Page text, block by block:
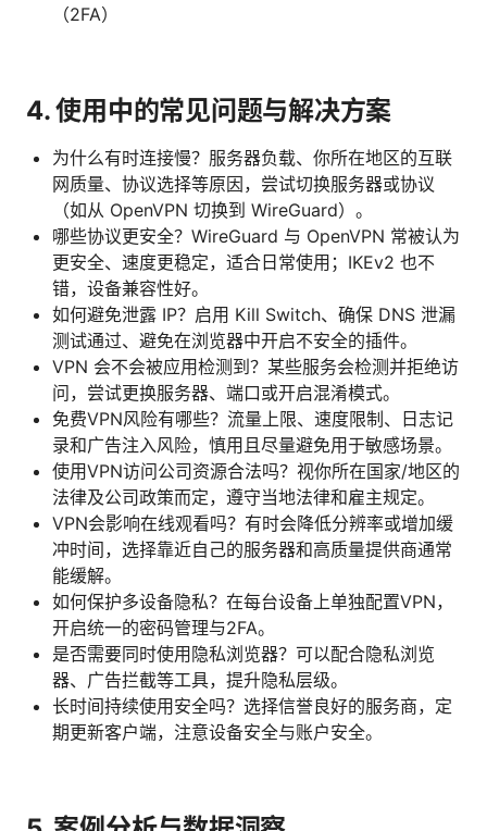
（2FA）
4. 使用中的常见问题与解决方案
为什么有时连接慢？服务器负载、你所在地区的互联
网质量、协议选择等原因，尝试切换服务器或协议
（如从 OpenVPN 切换到 WireGuard）。
哪些协议更安全？WireGuard 与 OpenVPN 常被认为
更安全、速度更稳定，适合日常使用；IKEv2 也不
错，设备兼容性好。
如何避免泄露 IP？启用 Kill Switch、确保 DNS 泄漏
测试通过、避免在浏览器中开启不安全的插件。
VPN 会不会被应用检测到？某些服务会检测并拒绝访
问，尝试更换服务器、端口或开启混淆模式。
免费VPN风险有哪些？流量上限、速度限制、日志记
录和广告注入风险，慎用且尽量避免用于敏感场景。
使用VPN访问公司资源合法吗？视你所在国家/地区的
法律及公司政策而定，遵守当地法律和雇主规定。
VPN会影响在线观看吗？有时会降低分辨率或增加缓
冲时间，选择靠近自己的服务器和高质量提供商通常
能缓解。
如何保护多设备隐私？在每台设备上单独配置VPN，
开启统一的密码管理与2FA。
是否需要同时使用隐私浏览器？可以配合隐私浏览
器、广告拦截等工具，提升隐私层级。
长时间持续使用安全吗？选择信誉良好的服务商，定
期更新客户端，注意设备安全与账户安全。